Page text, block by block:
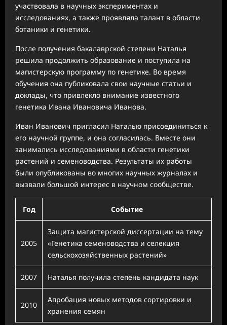
участвовала в научных экспериментах и
исследованиях, а также проявляла талант в области
ботаники и генетики.
После получения бакалаврской степени Наталья
решила продолжить образование и поступила на
магистерскую программу по генетике. Во время
обучения она публиковала свои научные статьи и
доклады, что привлекло внимание известного
генетика Ивана Ивановича Иванова.
Иван Иванович пригласил Наталью присоединиться к
его научной группе, и она согласилась. Вместе они
занимались исследованиями в области генетики
растений и семеноводства. Результаты их работы
были опубликованы во многих научных журналах и
вызвали большой интерес в научном сообществе.
Год Событие
2005
Защита магистерской диссертации на тему
«Генетика семеноводства и селекция
сельскохозяйственных растений»
2007 Наталья получила степень кандидата наук
2010
Апробация новых методов сортировки и
хранения семян